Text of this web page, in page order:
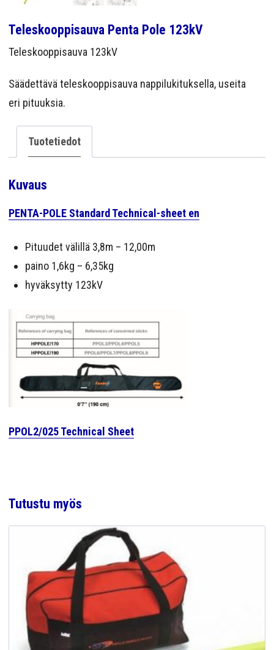
Teleskooppisauva Penta Pole 123kV
Teleskooppisauva 123kV
Säädettävä teleskooppisauva nappilukituksella, useita
eri pituuksia.
Tuotetiedot
Kuvaus
PENTA-POLE Standard Technical-sheet en
Pituudet välillä 3,8m – 12,00m
paino 1,6kg – 6,35kg
hyväksytty 123kV
PPOL2/025 Technical Sheet
Tutustu myös